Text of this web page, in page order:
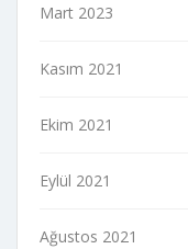
Mart 2023
Kasım 2021
Ekim 2021
Eylül 2021
Ağustos 2021